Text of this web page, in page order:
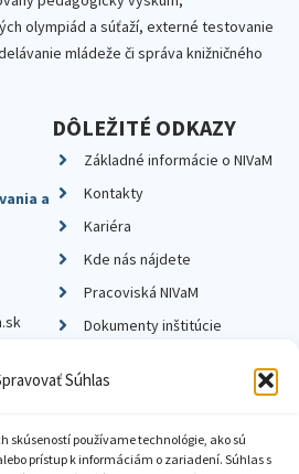
Súhlas
skúseností používame technológie, ako sú
prístup k informáciám o zariadení. Súhlas s
olympiád a súťaží, externé testovanie
mládeže či správa knižničného
a
DÔLEŽITÉ ODKAZY
Základné informácie o NIVaM
Kontakty
Kariéra
Kde nás nájdete
Pracoviská NIVaM
Dokumenty inštitúcie